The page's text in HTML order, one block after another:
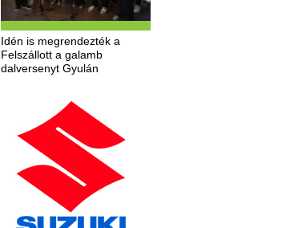
Idén is megrendezték a
Felszállott a galamb
dalversenyt Gyulán